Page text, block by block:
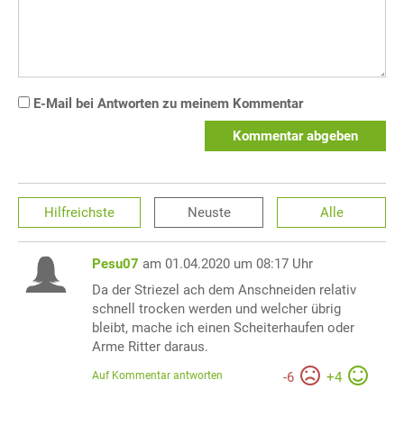
E-Mail bei Antworten zu meinem Kommentar
Kommentar abgeben
Hilfreichste Neuste Alle
Pesu07 am 01.04.2020 um 08:17 Uhr
Da der Striezel ach dem Anschneiden relativ
schnell trocken werden und welcher übrig
bleibt, mache ich einen Scheiterhaufen oder
Arme Ritter daraus.
-6 +4
Auf Kommentar antworten